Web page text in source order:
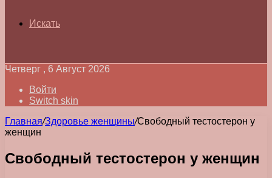
Искать
Четверг , 6 Август 2026
Войти
Switch skin
Главная/Здоровье женщины/Свободный тестостерон у
женщин
Свободный тестостерон у женщин